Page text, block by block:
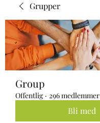
Grupper
Group
Offentlig · 296 medlemmer
Bli med